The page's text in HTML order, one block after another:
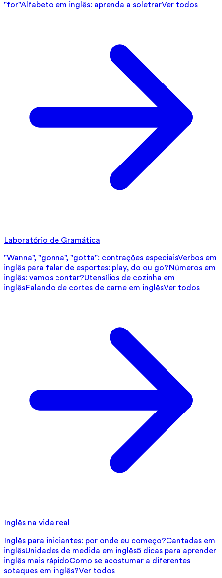
"for"Alfabeto em inglês: aprenda a soletrarVer todos
Laboratório de Gramática
"Wanna", "gonna", "gotta": contrações especiaisVerbos em
inglês para falar de esportes: play, do ou go?Números em
inglês: vamos contar?Utensílios de cozinha em
inglêsFalando de cortes de carne em inglêsVer todos
Inglês na vida real
Inglês para iniciantes: por onde eu começo?Cantadas em
inglêsUnidades de medida em inglês5 dicas para aprender
inglês mais rápidoComo se acostumar a diferentes
sotaques em inglês?Ver todos